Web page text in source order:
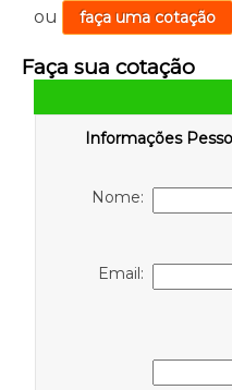
ou
faça uma cotação
Faça sua cotação
Informações
Nome:
Email: